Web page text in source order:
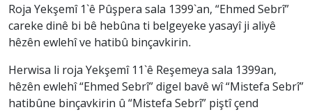
Roja Yekşemî 1`ê Pûşpera sala 1399`an, “Ehmed Sebrî”
careke dinê bi bê hebûna ti belgeyeke yasayî ji aliyê
hêzên ewlehî ve hatibû binçavkirin.
Herwisa li roja Yekşemî 11`ê Reşemeya sala 1399an,
hêzên ewlehî “Ehmed Sebrî” digel bavê wî “Mistefa Sebrî”
hatibûne binçavkirin û “Mistefa Sebrî” piştî çend